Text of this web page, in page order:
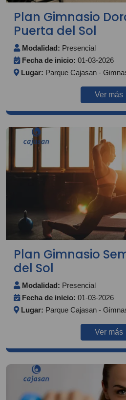
Plan Gimnasio
Puerta del Sol
Modalidad: Presencial
Fecha de inicio: 01-03-2026
Lugar: Parque Cajasan -
Ver más
Plan Gimnasio
del Sol
Modalidad: Presencial
Fecha de inicio: 01-03-2026
Lugar: Parque Cajasan -
Ver más